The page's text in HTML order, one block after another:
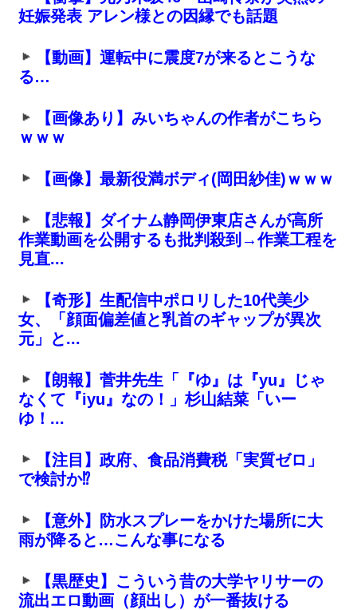
妊娠発表 アレン様との因縁でも話題
【動画】運転中に震度7が来るとこうな
る…
【画像あり】みいちゃんの作者がこちら
ｗｗｗ
【画像】最新役満ボディ(岡田紗佳)ｗｗｗ
【悲報】ダイナム静岡伊東店さんが高所
作業動画を公開するも批判殺到→作業工程を
見直...
【奇形】生配信中ポロリした10代美少
女、「顔面偏差値と乳首のギャップが異次
元」と...
【朗報】菅井先生「『ゆ』は『yu』じゃ
なくて『iyu』なの！」杉山結菜「いー
ゆ！...
【注目】政府、食品消費税「実質ゼロ」
で検討か⁉
【意外】防水スプレーをかけた場所に大
雨が降ると…こんな事になる
【黒歴史】こういう昔の大学ヤリサーの
流出エロ動画（顔出し）が一番抜ける